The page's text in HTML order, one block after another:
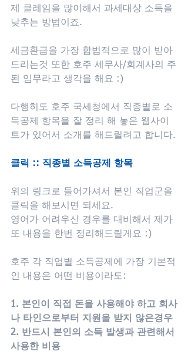
제 클레임을 많이해서 과세대상 소득을
낮추는 방법이죠.
세금환급을 가장 합법적으로 많이 받아
드리는것 또한 호주 세무사/회계사의 주
된 임무라고 생각을 해요 :)
다행히도 호주 국세청에서 직종별로 소
득공제 항목을 잘 정리 해 놓은 웹사이
트가 있어서 소개를 해드릴려고 합니다.
클릭 :: 직종별 소득공제 항목
위의 링크로 들어가셔서 본인 직업군을
클릭을 해보시면 되세요.
영어가 어려우신 경우를 대비해서 제가
또 내용을 한번 정리해드릴게요 :)
호주 각 직업별 소득공제에 가장 기본적
인 내용은 어떤 비용이라도:
1. 본인이 직접 돈을 사용해야 하고 회사
나 타인으로부터 지원을 받지 않은경우
2. 반드시 본인의 소득 발생과 관련해서
사용한 비용